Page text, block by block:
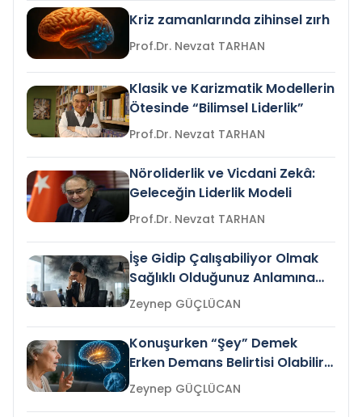
Kriz zamanlarında zihinsel zırh
Prof.Dr. Nevzat TARHAN
Klasik ve Karizmatik Modellerin
Ötesinde “Bilimsel Liderlik”
Prof.Dr. Nevzat TARHAN
Nöroliderlik ve Vicdani Zekâ:
Geleceğin Liderlik Modeli
Prof.Dr. Nevzat TARHAN
İşe Gidip Çalışabiliyor Olmak
Sağlıklı Olduğunuz Anlamına
Gelir mi?Zeynep GÜÇLÜCAN
Konuşurken “Şey” Demek
Erken Demans Belirtisi Olabilir
mi?
Zeynep GÜÇLÜCAN